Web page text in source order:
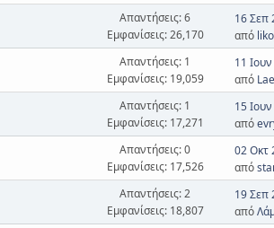
Απαντήσεις: 6
Εμφανίσεις: 26,170
16 Σεπ
από
Απαντήσεις: 1
Εμφανίσεις: 19,059
11
από
Απαντήσεις: 1
Εμφανίσεις: 17,271
15
από
Απαντήσεις: 0
Εμφανίσεις: 17,526
02 Οκτ
από
Απαντήσεις: 2
Εμφανίσεις: 18,807
19 Σεπ
από